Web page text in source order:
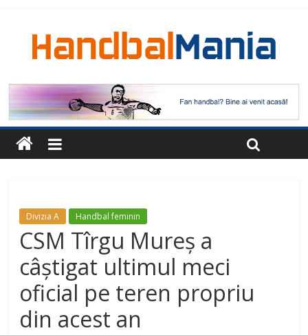
Divizia A Handbal feminin
CSM Tîrgu Mureș a
câștigat ultimul meci
oficial pe teren propriu
din acest an